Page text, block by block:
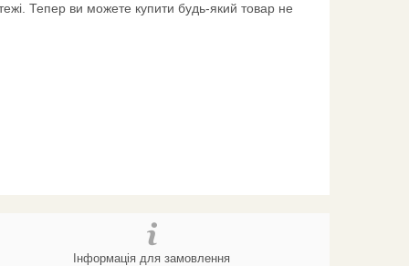
Тепер ви можете купити будь-який товар не
Інформація для замовлення